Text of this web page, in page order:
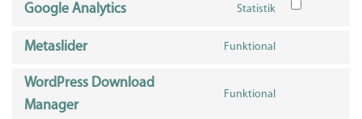
Google Analytics Statistik
Metaslider Funktional
WordPress Download
Manager
Funktional